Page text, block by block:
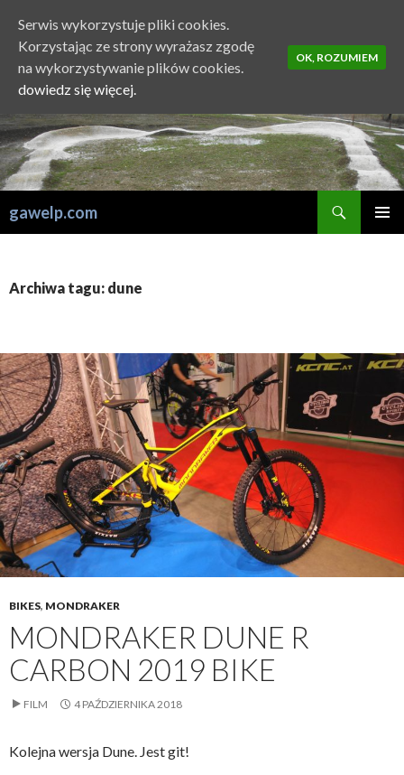
gawelp.com
Archiwa tagu: dune
BIKES, MONDRAKER
MONDRAKER DUNE R
CARBON 2019 BIKE
FILM 4 PAŹDZIERNIKA 2018
Kolejna wersja Dune. Jest git!
Serwis wykorzystuje pliki cookies.
Korzystając ze strony wyrażasz zgodę
na wykorzystywanie plików cookies.
dowiedz się więcej.
OK, ROZUMIEM